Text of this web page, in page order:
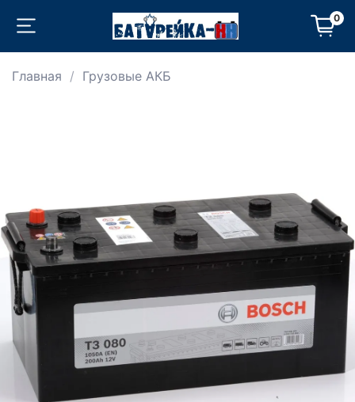
0
Главная Грузовые АКБ